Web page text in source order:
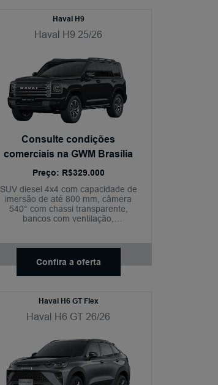
Haval H9
Haval H9 25/26
Consulte condições
comerciais na GWM Brasília
Preço: R$329.000
SUV diesel 4x4 com capacidade de
imersão de até 800 mm, câmera
540° com chassi transparente,
bancos com ventilação,
garantia.
Confira a oferta
Haval H6 GT Flex
Haval H6 GT 26/26